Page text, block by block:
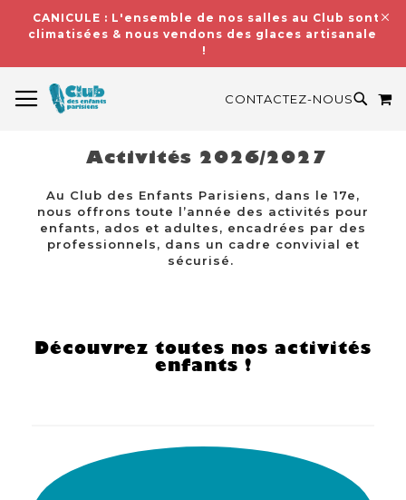
CANICULE : L'ensemble de nos salles au Club sont
climatisées & nous vendons des glaces artisanales
!
CONTACTEZ-NOUS
Activités 2026/2027
Au Club des Enfants Parisiens, dans le 17e,
nous offrons toute l’année des activités pour
enfants, ados et adultes, encadrées par des
professionnels, dans un cadre convivial et
sécurisé.
Découvrez toutes nos activités
enfants !